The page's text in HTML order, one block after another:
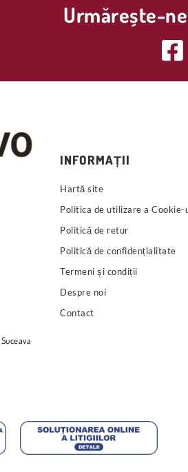
Urmărește-
INFORMAȚII
Hartă site
Politica de utilizare a Cookie-
Politică de retur
Politică de confidențialitate
Termeni și condiții
Despre noi
Contact